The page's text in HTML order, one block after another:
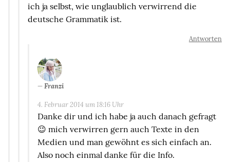
ich ja selbst, wie unglaublich verwirrend die
deutsche Grammatik ist.
Antworten
Franzi
4. Februar 2014 um 18:16 Uhr
Danke dir und ich habe ja auch danach gefragt
😉 mich verwirren gern auch Texte in den
Medien und man gewöhnt es sich einfach an.
Also noch einmal danke für die Info.